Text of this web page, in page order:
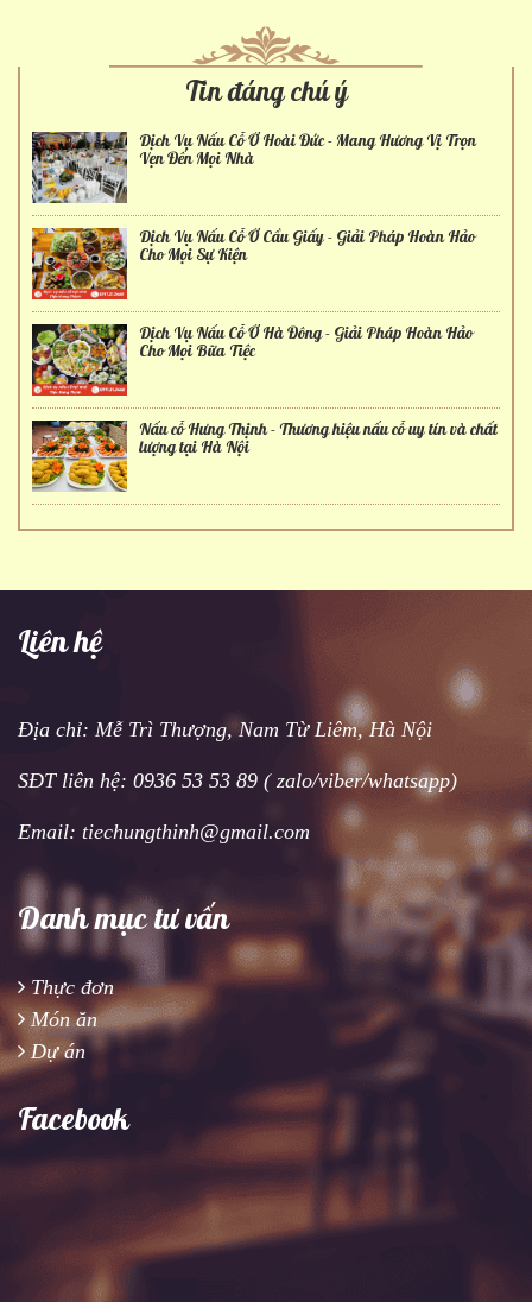
Tin đáng chú ý
Dịch Vụ Nấu Cỗ Ở Hoài Đức - Mang Hương Vị Trọn
Vẹn Đến Mọi Nhà
Dịch Vụ Nấu Cỗ Ở Cầu Giấy - Giải Pháp Hoàn Hảo
Cho Mọi Sự Kiện
Dịch Vụ Nấu Cỗ Ở Hà Đông - Giải Pháp Hoàn Hảo
Cho Mọi Bữa Tiệc
Nấu cỗ Hưng Thịnh - Thương hiệu nấu cỗ uy tín và chất
lượng tại Hà Nội
Liên hệ
Địa chỉ: Mễ Trì Thượng, Nam Từ Liêm, Hà Nội
SĐT liên hệ: 0936 53 53 89 ( zalo/viber/whatsapp)
Email: tiechungthinh@gmail.com
Danh mục tư vấn
Thực đơn
Món ăn
Dự án
Facebook